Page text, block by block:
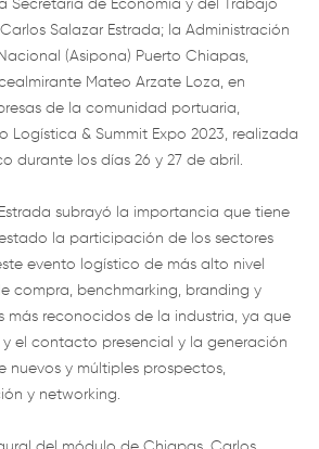
Secretaría de Economía y del Trabajo
Salazar Estrada; la Administración
(Asipona) Puerto Chiapas,
Mateo Arzate Loza, en
de la comunidad portuaria,
Logística & Summit Expo 2023, realizada
durante los días 26 y 27 de abril.
subrayó la importancia que tiene
la participación de los sectores
evento logístico de más alto nivel
compra, benchmarking, branding y
más reconocidos de la industria, ya que
el contacto presencial y la generación
y múltiples prospectos,
y networking.